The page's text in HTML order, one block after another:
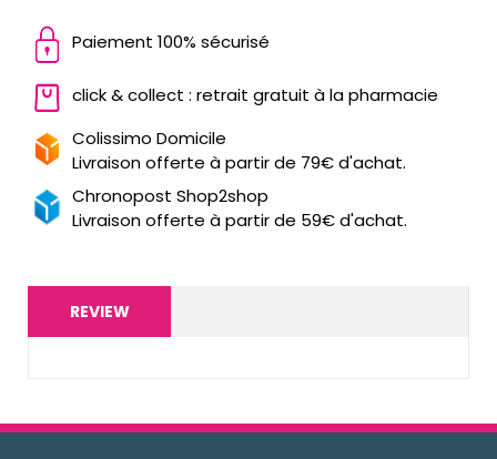
Paiement 100% sécurisé
click & collect : retrait gratuit à la pharmacie
Colissimo Domicile
Livraison offerte à partir de 79€ d'achat.
Chronopost Shop2shop
Livraison offerte à partir de 59€ d'achat.
REVIEW